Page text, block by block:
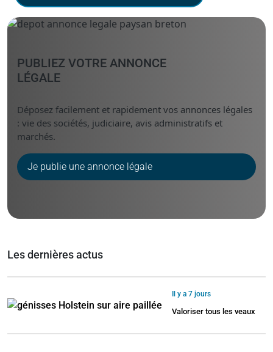
PUBLIEZ VOTRE ANNONCE
LÉGALE
Déposez facilement et rapidement vos annonces légales
: vie des sociétés, judiciaire, avis administratifs et
marchés.
Je publie une annonce légale
Les dernières actus
Il y a 7 jours
Valoriser tous les veaux